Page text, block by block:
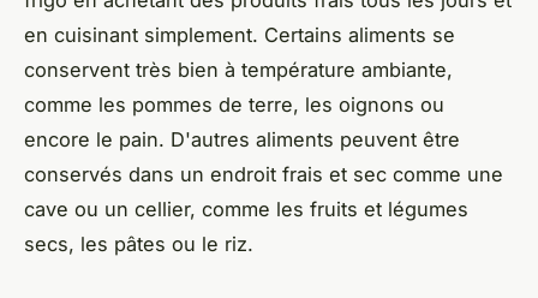
en cuisinant simplement. Certains aliments se
conservent très bien à température ambiante,
comme les pommes de terre, les oignons ou
encore le pain. D'autres aliments peuvent être
conservés dans un endroit frais et sec comme une
cave ou un cellier, comme les fruits et légumes
secs, les pâtes ou le riz.